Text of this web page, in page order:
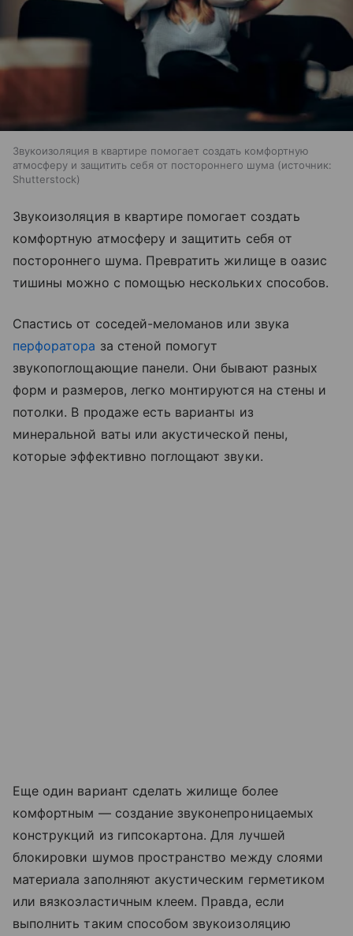
Звукоизоляция в квартире помогает создать комфортную
атмосферу и защитить себя от постороннего шума
источник:
Shutterstock
Звукоизоляция в квартире помогает создать
комфортную атмосферу и защитить себя от
постороннего шума. Превратить жилище в оазис
тишины можно с помощью нескольких способов.
Спастись от соседей-меломанов или звука
перфоратора за стеной помогут
звукопоглощающие панели. Они бывают разных
форм и размеров, легко монтируются на стены и
потолки. В продаже есть варианты из
минеральной ваты или акустической пены,
которые эффективно поглощают звуки.
Еще один вариант сделать жилище более
комфортным — создание звуконепроницаемых
конструкций из гипсокартона. Для лучшей
блокировки шумов пространство между слоями
материала заполняют акустическим герметиком
или вязкоэластичным клеем. Правда, если
выполнить таким способом звукоизоляцию